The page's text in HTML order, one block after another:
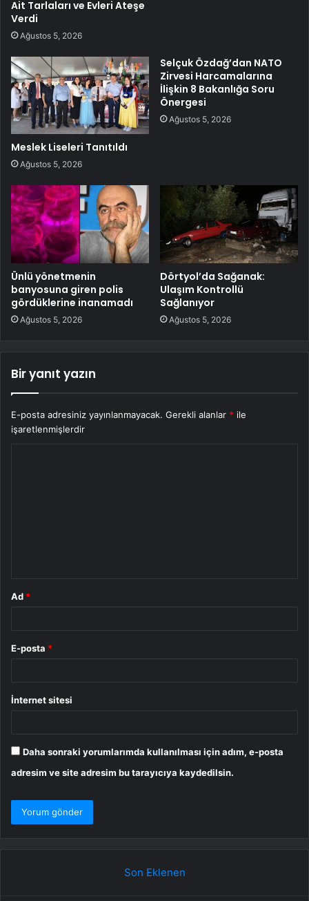
Ait Tarlaları ve Evleri Ateşe
Verdi
Ağustos 5, 2026
Meslek Liseleri Tanıtıldı
Ağustos 5, 2026
Selçuk Özdağ’dan NATO
Zirvesi Harcamalarına
İlişkin 8 Bakanlığa Soru
Önergesi
Ağustos 5, 2026
Ünlü yönetmenin
banyosuna giren polis
gördüklerine inanamadı
Ağustos 5, 2026
Dörtyol’da Sağanak:
Ulaşım Kontrollü
Sağlanıyor
Ağustos 5, 2026
Bir yanıt yazın
E-posta adresiniz yayınlanmayacak. Gerekli alanlar * ile
işaretlenmişlerdir
Ad *
E-posta *
İnternet sitesi
Daha sonraki yorumlarımda kullanılması için adım, e-posta
adresim ve site adresim bu tarayıcıya kaydedilsin.
Son Eklenen